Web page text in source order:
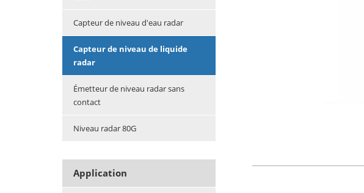
Capteur de niveau d'eau radar
Capteur de niveau de liquide
radar
Émetteur de niveau radar sans
contact
Niveau radar 80G
Application